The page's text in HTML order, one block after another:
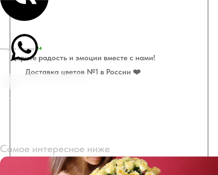
покупок сегодня: 14
Дарите радость и эмоции вместе с нами!
Доставка цветов №1 в России ❤️
Самое интересное ниже